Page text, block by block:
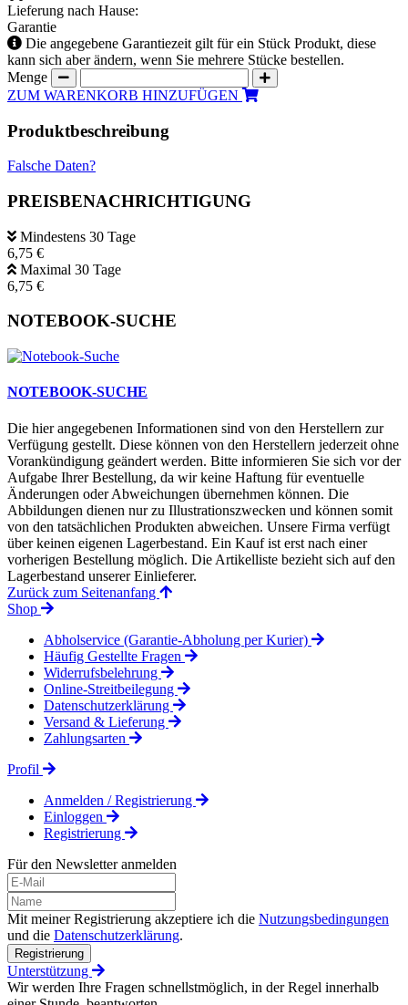
Lieferung nach Hause:
Garantie
Die angegebene Garantiezeit gilt für ein Stück Produkt, diese
kann sich aber ändern, wenn Sie mehrere Stücke bestellen.
Menge
ZUM WARENKORB HINZUFÜGEN
Produktbeschreibung
Falsche Daten?
PREISBENACHRICHTIGUNG
Mindestens 30 Tage
6,75 €
Maximal 30 Tage
6,75 €
NOTEBOOK-SUCHE
NOTEBOOK-SUCHE
Die hier angegebenen Informationen sind von den Herstellern zur
Verfügung gestellt. Diese können von den Herstellern jederzeit ohne
Vorankündigung geändert werden. Bitte informieren Sie sich vor der
Aufgabe Ihrer Bestellung, da wir keine Haftung für eventuelle
Änderungen oder Abweichungen übernehmen können. Die
Abbildungen dienen nur zu Illustrationszwecken und können somit
von den tatsächlichen Produkten abweichen. Unsere Firma verfügt
über keinen eigenen Lagerbestand. Ein Kauf ist erst nach einer
vorherigen Bestellung möglich. Die Artikelliste bezieht sich auf den
Lagerbestand unserer Einlieferer.
Zurück zum Seitenanfang
Shop
Abholservice (Garantie-Abholung per Kurier)
Häufig Gestellte Fragen
Widerrufsbelehrung
Online-Streitbeilegung
Datenschutzerklärung
Versand & Lieferung
Zahlungsarten
Profil
Anmelden / Registrierung
Einloggen
Registrierung
Für den Newsletter anmelden
Mit meiner Registrierung akzeptiere ich die Nutzungsbedingungen
und die Datenschutzerklärung.
Registrierung
Unterstützung
Wir werden Ihre Fragen schnellstmöglich, in der Regel innerhalb